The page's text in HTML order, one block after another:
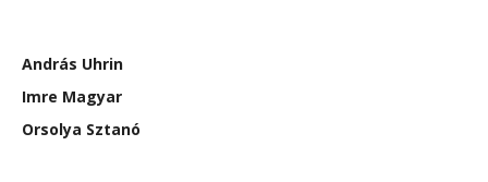
András Uhrin
Imre Magyar
Orsolya Sztanó